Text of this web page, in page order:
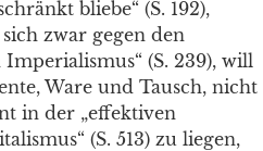
bliebe“ (S. 192),
zwar gegen den
(S. 239), will
Ware und Tausch, nicht
in der „effektiven
(S. 513) zu liegen,